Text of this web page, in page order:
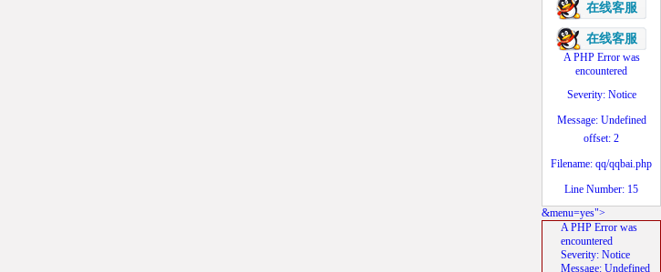
在线客服
在线客服
A PHP Error was
encountered
Severity: Notice
Message: Undefined
offset: 2
Filename: qq/qqbai.php
Line Number: 15
&menu=yes">
A PHP Error was
encountered
Severity: Notice
Message: Undefined